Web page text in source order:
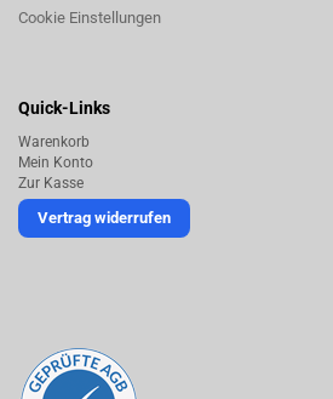
Cookie Einstellungen
Quick-Links
Warenkorb
Mein Konto
Zur Kasse
Vertrag widerrufen